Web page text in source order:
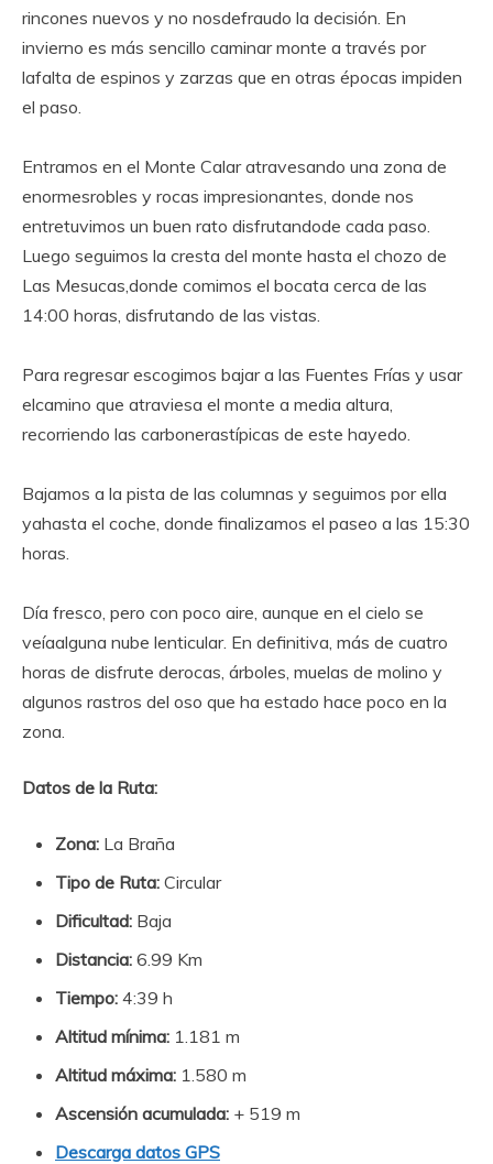
rincones nuevos y no nosdefraudo la decisión. En
invierno es más sencillo caminar monte a través por
lafalta de espinos y zarzas que en otras épocas impiden
el paso.
Entramos en el Monte Calar atravesando una zona de
enormesrobles y rocas impresionantes, donde nos
entretuvimos un buen rato disfrutandode cada paso.
Luego seguimos la cresta del monte hasta el chozo de
Las Mesucas,donde comimos el bocata cerca de las
14:00 horas, disfrutando de las vistas.
Para regresar escogimos bajar a las Fuentes Frías y usar
elcamino que atraviesa el monte a media altura,
recorriendo las carbonerastípicas de este hayedo.
Bajamos a la pista de las columnas y seguimos por ella
yahasta el coche, donde finalizamos el paseo a las 15:30
horas.
Día fresco, pero con poco aire, aunque en el cielo se
veíaalguna nube lenticular. En definitiva, más de cuatro
horas de disfrute derocas, árboles, muelas de molino y
algunos rastros del oso que ha estado hace poco en la
zona.
Datos de la Ruta:
Zona: La Braña
Tipo de Ruta: Circular
Dificultad: Baja
Distancia: 6.99 Km
Tiempo: 4:39 h
Altitud mínima: 1.181 m
Altitud máxima: 1.580 m
Ascensión acumulada: + 519 m
Descarga datos GPS